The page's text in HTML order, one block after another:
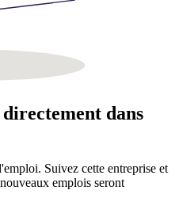
dans
Suivez cette entreprise et
emplois seront